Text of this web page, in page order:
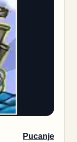
Pucanje